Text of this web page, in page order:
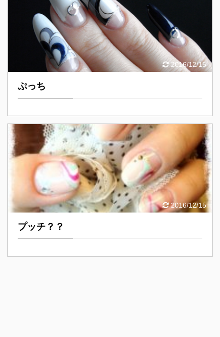
2016/12/15
ぷっち
2016/12/15
プッチ？？